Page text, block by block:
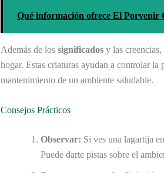
Qué información ofrece El Porvenir
Además de los significados y las
hogar. Estas criaturas ayudan a controlar
mantenimiento de un ambiente saludable.
Consejos Prácticos
Observar: Si ves una lagartija
Puede darte pistas sobre el